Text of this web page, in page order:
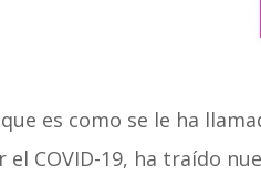
es como se le ha
el COVID-19, ha traído